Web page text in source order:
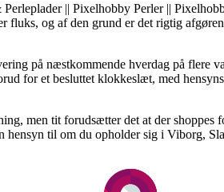
|| Pixelhobby Perler ||
og af den grund er det rigtig
på næstkommende hverdag på flere
for et besluttet klokkeslæt, med
men tit forudsætter det at der shoppes
hensyn til om du opholder sig i Viborg,